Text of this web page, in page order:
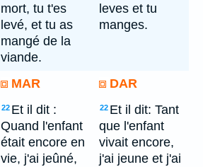
mort, tu t'es
levé, et tu as
mangé de la
viande.
leves et tu
manges.
MAR DAR
22 Et il dit :
Quand l'enfant
était encore en
vie, j'ai jeûné,
22 Et il dit: Tant
que l'enfant
vivait encore,
j'ai jeune et j'ai